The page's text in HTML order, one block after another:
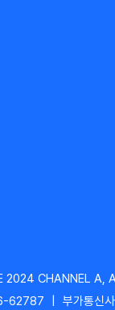
2024 CHANNEL A,
62787
부가통신